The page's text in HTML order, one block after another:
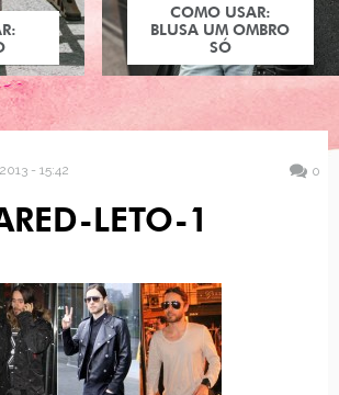
COMO USAR:
BLUSA UM OMBRO
SÓ
- 15:42 0
LETO-1